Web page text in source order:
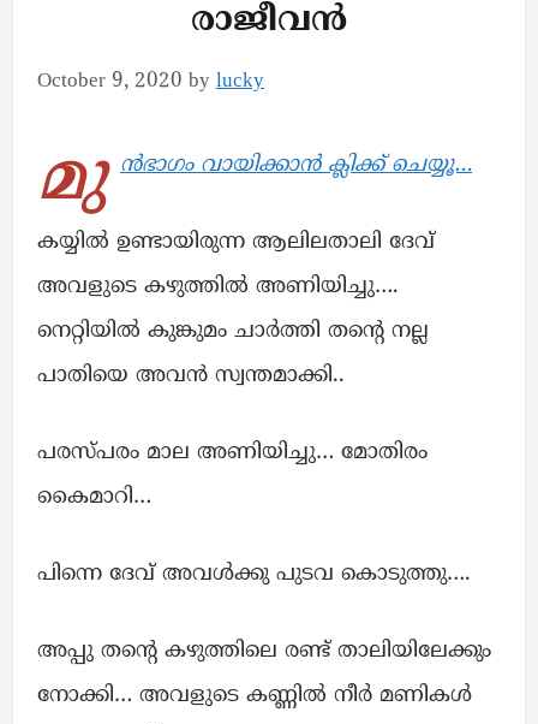
രാജീവൻ
October 9, 2020 by lucky
മു ൻഭാഗം വായിക്കാൻ ക്ലിക്ക് ചെയ്യൂ…
കയ്യില്‍ ഉണ്ടായിരുന്ന ആലിലതാലി ദേവ്
അവളുടെ കഴുത്തില്‍ അണിയിച്ചു….
നെറ്റിയില്‍ കുങ്കുമം ചാര്‍ത്തി തന്റെ നല്ല
പാതിയെ അവന്‍ സ്വന്തമാക്കി..
പരസ്പരം മാല അണിയിച്ചു… മോതിരം
കൈമാറി…
പിന്നെ ദേവ് അവള്‍ക്കു പുടവ കൊടുത്തു….
അപ്പു തന്റെ കഴുത്തിലെ രണ്ട് താലിയിലേക്കും
നോക്കി… അവളുടെ കണ്ണില്‍ നീർ മണികള്‍